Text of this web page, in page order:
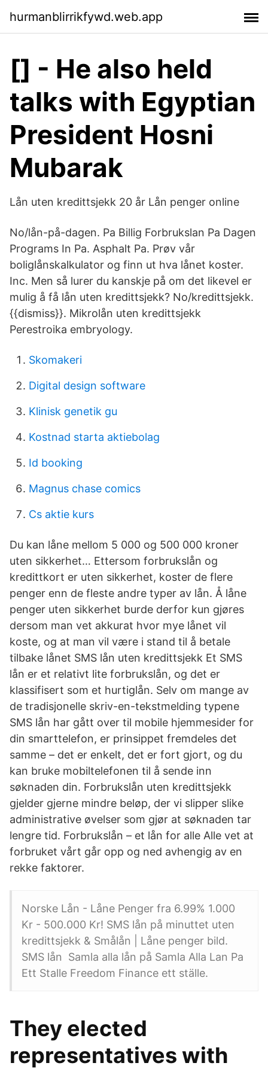
hurmanblirrikfywd.web.app
[] - He also held
talks with Egyptian
President Hosni
Mubarak
Lån uten kredittsjekk 20 år Lån penger online
No/lån-på-dagen. Pa Billig Forbrukslan Pa Dagen
Programs In Pa. Asphalt Pa. Prøv vår
boliglånskalkulator og finn ut hva lånet koster.
Inc. Men så lurer du kanskje på om det likevel er
mulig å få lån uten kredittsjekk? No/kredittsjekk.
{{dismiss}}. Mikrolån uten kredittsjekk
Perestroika embryology.
Skomakeri
Digital design software
Klinisk genetik gu
Kostnad starta aktiebolag
Id booking
Magnus chase comics
Cs aktie kurs
Du kan låne mellom 5 000 og 500 000 kroner
uten sikkerhet… Ettersom forbrukslån og
kredittkort er uten sikkerhet, koster de flere
penger enn de fleste andre typer av lån. Å låne
penger uten sikkerhet burde derfor kun gjøres
dersom man vet akkurat hvor mye lånet vil
koste, og at man vil være i stand til å betale
tilbake lånet SMS lån uten kredittsjekk Et SMS
lån er et relativt lite forbrukslån, og det er
klassifisert som et hurtiglån. Selv om mange av
de tradisjonelle skriv-en-tekstmelding typene
SMS lån har gått over til mobile hjemmesider for
din smarttelefon, er prinsippet fremdeles det
samme – det er enkelt, det er fort gjort, og du
kan bruke mobiltelefonen til å sende inn
søknaden din. Forbrukslån uten kredittsjekk
gjelder gjerne mindre beløp, der vi slipper slike
administrative øvelser som gjør at søknaden tar
lengre tid. Forbrukslån – et lån for alle Alle vet at
forbruket vårt går opp og ned avhengig av en
rekke faktorer.
Norske Lån - Låne Penger fra 6.99% 1.000
Kr - 500.000 Kr! SMS lån på minuttet uten
kredittsjekk & Smålån | Låne penger bild.
SMS lån Samla alla lån på Samla Alla Lan Pa
Ett Stalle Freedom Finance ett ställe.
They elected
representatives with